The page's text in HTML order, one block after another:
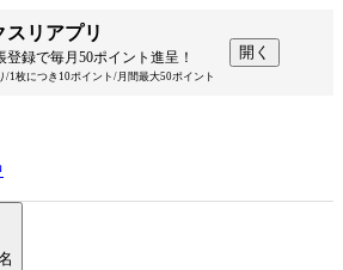
スリアプリ
登録で毎月50ポイント進呈！
/1枚につき10ポイント/月間最大50ポイント
開く
間を短く！
間を短く！